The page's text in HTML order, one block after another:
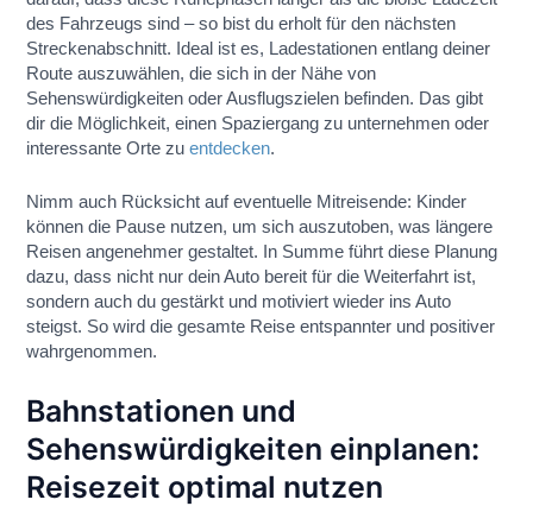
des Fahrzeugs sind – so bist du erholt für den nächsten
Streckenabschnitt. Ideal ist es, Ladestationen entlang deiner
Route auszuwählen, die sich in der Nähe von
Sehenswürdigkeiten oder Ausflugszielen befinden. Das gibt
dir die Möglichkeit, einen Spaziergang zu unternehmen oder
interessante Orte zuentdecken.
Nimm auch Rücksicht auf eventuelle Mitreisende: Kinder
können die Pause nutzen, um sich auszutoben, was längere
Reisen angenehmer gestaltet. In Summe führt diese Planung
dazu, dass nicht nur dein Auto bereit für die Weiterfahrt ist,
sondern auch du gestärkt und motiviert wieder ins Auto
steigst. So wird die gesamte Reise entspannter und positiver
wahrgenommen.
Bahnstationen und
Sehenswürdigkeiten einplanen:
Reisezeit optimal nutzen